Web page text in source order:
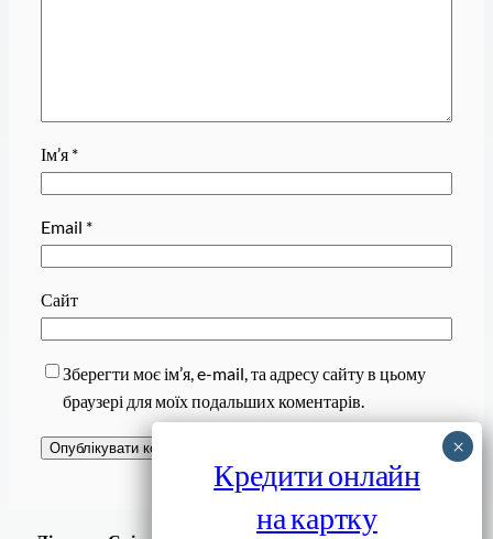
Ім’я *
Email *
Сайт
Зберегти моє ім’я, e-mail, та адресу сайту в цьому
браузері для моїх подальших коментарів.
Завантажити
Кредити онлайн
на картку